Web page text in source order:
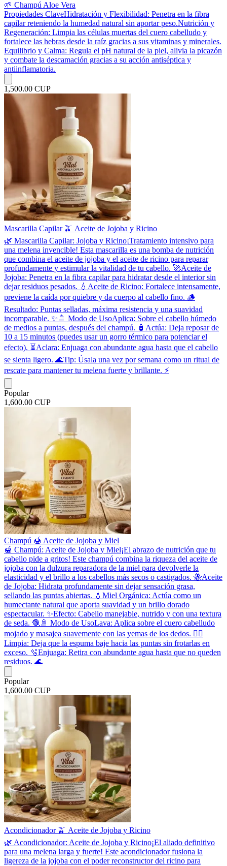
🌱 Champú Aloe Vera
Propiedades Clave ​Hidratación y Flexibilidad: Penetra en la fibra
capilar reteniendo la humedad natural sin aportar peso. ​Nutrición y
Regeneración: Limpia las células muertas del cuero cabelludo y
fortalece las hebras desde la raíz gracias a sus vitaminas y minerales. ​
Equilibrio y Calma: Regula el pH natural de la piel, alivia la picazón
y combate la descamación gracias a su acción antiséptica y
antiinflamatoria.
1,500.00 CUP
Mascarilla Capilar 🫒 Aceite de Jojoba y Ricino
​🌿 Mascarilla Capilar: Jojoba y Ricino ​¡Tratamiento intensivo para
una melena invencible! Esta mascarilla es una bomba de nutrición
que combina el aceite de jojoba y el aceite de ricino para reparar
profundamente y estimular la vitalidad de tu cabello. 🚀 ​Aceite de
Jojoba: Penetra en la fibra capilar para hidratar desde el interior sin
dejar residuos pesados. 💧 ​Aceite de Ricino: Fortalece intensamente,
previene la caída por quiebre y da cuerpo al cabello fino. 🪵 ​
Resultado: Puntas selladas, máxima resistencia y una suavidad
incomparable. ✨ ​🚿 Modo de Uso ​Aplica: Sobre el cabello húmedo
de medios a puntas, después del champú. 🧴 ​Actúa: Deja reposar de
10 a 15 minutos (puedes usar un gorro térmico para potenciar el
efecto). ⏳ ​Aclara: Enjuaga con abundante agua hasta que el cabello
se sienta ligero. 🌊 ​Tip: Úsala una vez por semana como un ritual de
rescate para mantener tu melena fuerte y brillante. ⚡️
Popular
1,600.00 CUP
Champú 🍯 Aceite de Jojoba y Miel
​🍯 Champú: Aceite de Jojoba y Miel ​¡El abrazo de nutrición que tu
cabello pide a gritos! Este champú combina la riqueza del aceite de
jojoba con la dulzura reparadora de la miel para devolverle la
elasticidad y el brillo a los cabellos más secos o castigados. 🐝 ​Aceite
de Jojoba: Hidrata profundamente sin dejar sensación grasa,
sellando las puntas abiertas. 💧 ​Miel Orgánica: Actúa como un
humectante natural que aporta suavidad y un brillo dorado
espectacular. ✨ ​Efecto: Cabello manejable, nutrido y con una textura
de seda. 🧶 ​🚿 Modo de Uso ​Lava: Aplica sobre el cuero cabelludo
mojado y masajea suavemente con las yemas de los dedos. 💆‍♂️ ​
Limpia: Deja que la espuma baje hacia las puntas sin frotarlas en
exceso. 🫧 ​Enjuaga: Retira con abundante agua hasta que no queden
residuos. 🌊
Popular
1,600.00 CUP
Acondicionador 🫒 Aceite de Jojoba y Ricino
​🌿 Acondicionador: Aceite de Jojoba y Ricino ​¡El aliado definitivo
para una melena larga y fuerte! Este acondicionador fusiona la
ligereza de la jojoba con el poder reconstructor del ricino para